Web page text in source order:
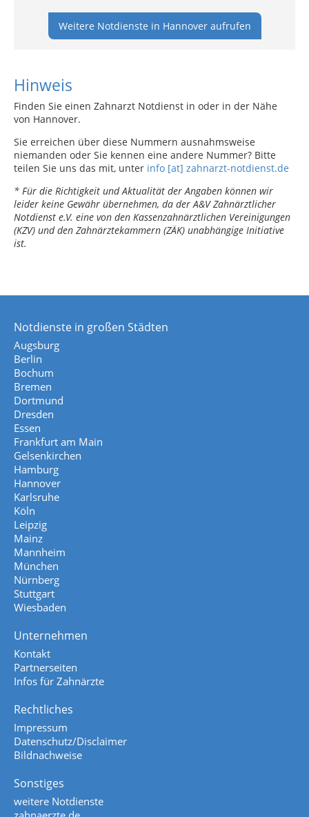
Weitere Notdienste in Hannover aufrufen
Hinweis
Finden Sie einen Zahnarzt Notdienst in oder in der Nähe
von Hannover.
Sie erreichen über diese Nummern ausnahmsweise
niemanden oder Sie kennen eine andere Nummer? Bitte
teilen Sie uns das mit, unter info [at] zahnarzt-notdienst.de
* Für die Richtigkeit und Aktualität der Angaben können wir
leider keine Gewähr übernehmen, da der A&V Zahnärztlicher
Notdienst e.V. eine von den Kassenzahnärztlichen Vereinigungen
(KZV) und den Zahnärztekammern (ZÄK) unabhängige Initiative
ist.
Notdienste in großen Städten
Augsburg
Berlin
Bochum
Bremen
Dortmund
Dresden
Essen
Frankfurt am Main
Gelsenkirchen
Hamburg
Hannover
Karlsruhe
Köln
Leipzig
Mainz
Mannheim
München
Nürnberg
Stuttgart
Wiesbaden
Unternehmen
Kontakt
Partnerseiten
Infos für Zahnärzte
Rechtliches
Impressum
Datenschutz/Disclaimer
Bildnachweise
Sonstiges
weitere Notdienste